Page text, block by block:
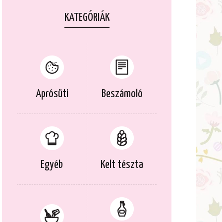
KATEGÓRIÁK
Aprósüti Beszámoló
Egyéb Kelt tészta